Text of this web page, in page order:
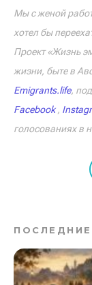
Мы с женой
хотел бы
Проект «Жизнь
жизни, быте в
Emigrants.life,
Facebook,
голосованиях в